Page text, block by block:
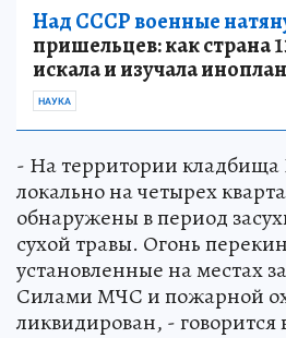
Над СССР военные
пришельцев: как страна
искала и изучала
НАУКА
- На территории
локально на четырех
обнаружены в период
сухой травы. Огонь
установленные на местах
Силами МЧС и пожарной
ликвидирован, -